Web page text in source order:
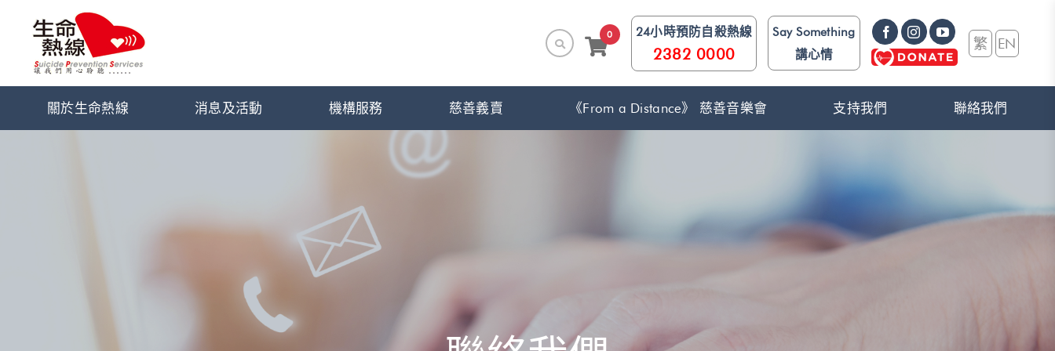
0 24小時預防自殺熱線
2382 0000
Say Something
講心情
繁 EN
關於生命熱線 消息及活動 機構服務 慈善義賣 《From a Distance》 慈善音樂會 支持我們 聯絡我們